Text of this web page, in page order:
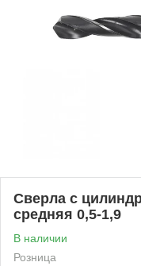
Сверла с
средняя 0,5-1,9
В наличии
Розница